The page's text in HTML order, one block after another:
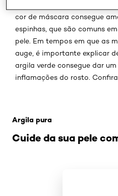
cor de máscara consegue
espinhas, que são comuns
pele. Em tempos em que as
auge, é importante explicar
argila verde consegue dar
inflamações do rosto.
Cuide da sua pele
Argila pura